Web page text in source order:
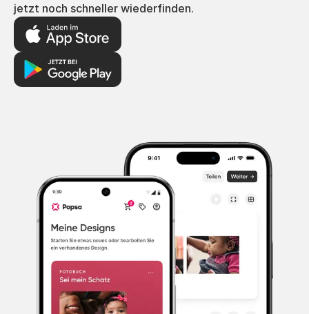
jetzt noch schneller wiederfinden.